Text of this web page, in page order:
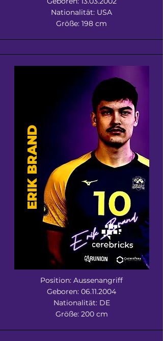
Nationalität: USA
Größe: 198 cm
ERIK BRAND
Position: Aussenangriff
Geboren: 06.11.2004
Nationalität: DE
Größe: 200 cm